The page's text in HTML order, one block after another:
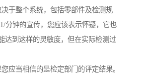
于整个系统，包括零部件及检测规
分钟的宣传，您应该表示怀疑，它也
达到这样的灵敏度，但在实际检测过
应当相信的是检定部门的评定结果。